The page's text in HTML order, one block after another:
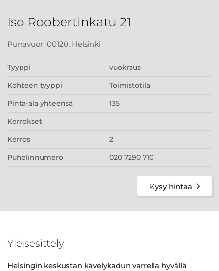
Iso Roobertinkatu 21
Punavuori 00120, Helsinki
Tyyppi vuokraus
Kohteen tyyppi Toimistotila
Pinta-ala yhteensä 135
Kerrokset
Kerros 2
Puhelinnumero 020 7290 710
Kysy hintaa
Yleisesittely
Helsingin keskustan kävelykadun varrella hyvällä